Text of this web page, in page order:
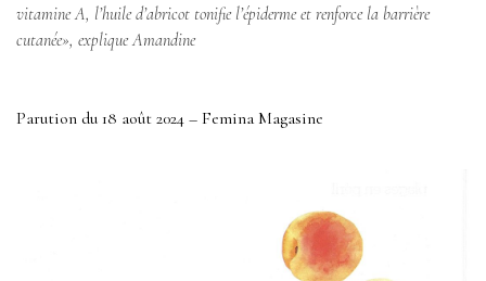
vitamine A, l’huile d’abricot tonifie l’épiderme et renforce la barrière
cutanée», explique Amandine
Parution du 18 août 2024 – Femina Magasine